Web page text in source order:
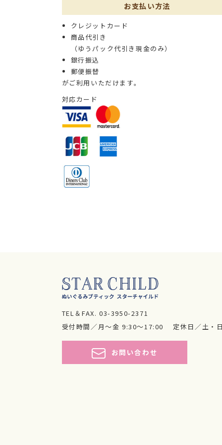
お支払い方法
クレジットカード
商品代引き
（ゆうパック代引き現金のみ）
銀行振込
郵便振替
がご利用いただけます。
対応カード
TEL＆FAX. 03-3950-2371
受付時間／月～金 9:30～17:00
定休日／土・
お問い合わせ